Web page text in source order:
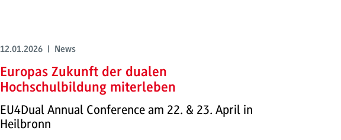
12.01.2026 | News
Europas Zukunft der dualen
Hochschulbildung miterleben
EU4Dual Annual Conference am 22. & 23. April in
Heilbronn